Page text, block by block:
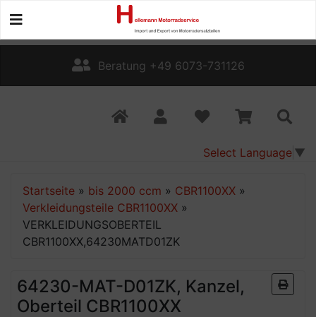
Beratung +49 6073-731126
Select Language ▼
Startseite » bis 2000 ccm » CBR1100XX »
Verkleidungsteile CBR1100XX »
VERKLEIDUNGSOBERTEIL
CBR1100XX,64230MATD01ZK
64230-MAT-D01ZK, Kanzel,
Oberteil CBR1100XX